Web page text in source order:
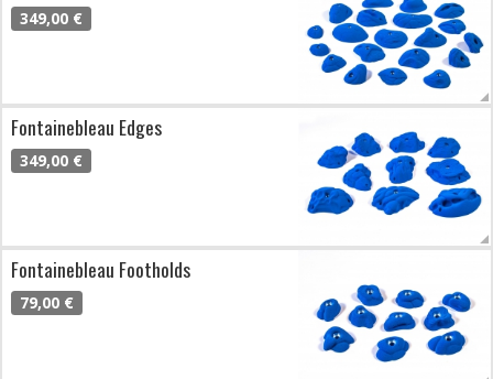
349,00 €
Fontainebleau Edges
349,00 €
Fontainebleau Footholds
79,00 €